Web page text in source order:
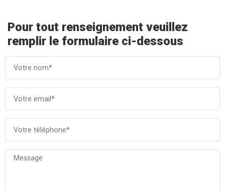
Pour tout renseignement veuillez
remplir le formulaire ci-dessous